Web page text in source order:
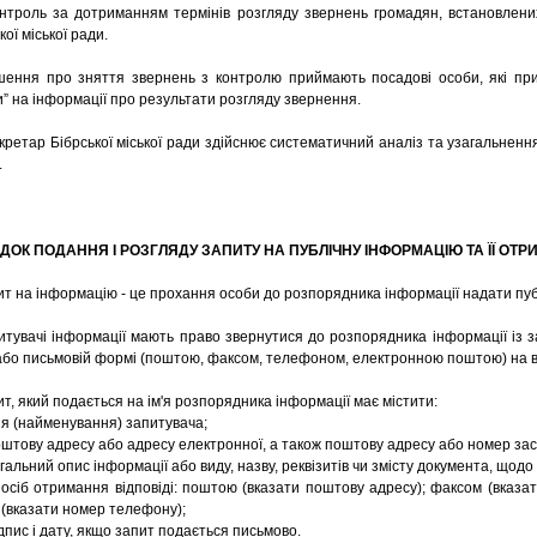
за дотриманням термінів розгляду звернень громадян,
міської ради.
про зняття звернень з контролю приймають посадові особи, які
на інформації про результати розгляду звернення.
Бібрської міської ради здійснює систематичний аналіз та
ПОДАННЯ І РОЗГЛЯДУ ЗАПИТУ НА ПУБЛІЧНУ ІНФОРМАЦІЮ ТА ЇЇ
на інформацію - це прохання особи до розпорядника інформації надати
інформації мають право звернутися до розпорядника інформації
письмовій формі (поштою, факсом, телефоном, електронною поштою) на
який подається на ім'я розпорядника інформації має містити:
(найменування) запитувача;
адресу або адресу електронної, а також поштову адресу або номер
опис інформації або виду, назву, реквізитів чи змісту документа,
отримання відповіді: поштою (вказати поштову адресу); факсом
номер телефону);
і дату, якщо запит подається письмово.